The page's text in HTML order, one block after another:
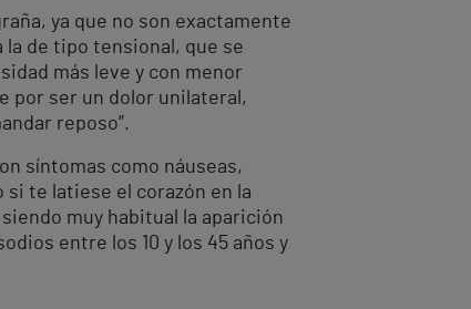
ya que no son exactamente
la de tipo tensional, que se
más leve y con menor
por ser un dolor unilateral,
reposo”.
síntomas como náuseas,
te latiese el corazón en la
muy habitual la aparición
entre los 10 y los 45 años y